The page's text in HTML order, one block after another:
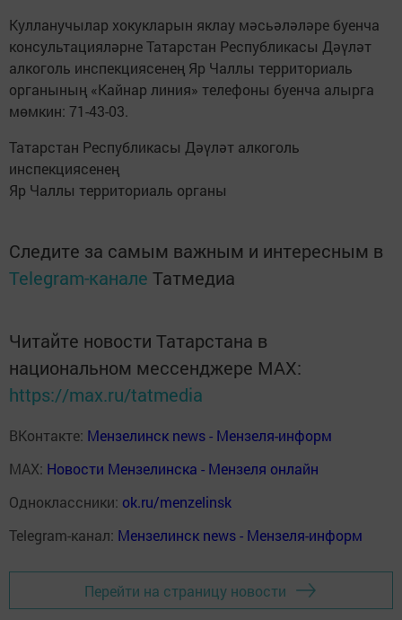
Кулланучылар хокукларын яклау мәсьәләләре буенча
консультацияләрне Татарстан Республикасы Дәүләт
алкоголь инспекциясенең Яр Чаллы территориаль
органының «Кайнар линия» телефоны буенча алырга
мөмкин: 71-43-03.
Татарстан Республикасы Дәүләт алкоголь
инспекциясенең
Яр Чаллы территориаль органы
Следите за самым важным и интересным в
Telegram-канале Татмедиа
Читайте новости Татарстана в
национальном мессенджере MАХ:
https://max.ru/tatmedia
ВКонтакте: Мензелинск news - Мензеля-информ
MAX: Новости Мензелинска - Мензеля онлайн
Одноклассники: ok.ru/menzelinsk
Telegram-канал: Мензелинск news - Мензеля-информ
Перейти на страницу новости